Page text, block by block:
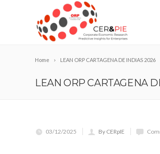
Home LEAN ORP CARTAGENA DE INDIAS 2026
LEAN ORP CARTAGENA
03/12/2025 By CERpIE